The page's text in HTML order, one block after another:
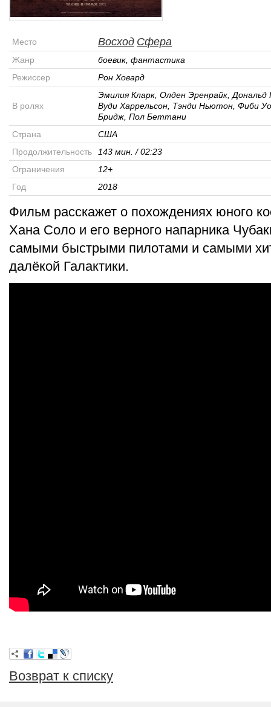
Место Восход Сфера
Жанр
боевик, фантастика
Режиссер
Рон Ховард
В ролях
Эмилия Кларк, Олден Эренрайк, Дональд
Вуди Харрельсон, Тэнди Ньютон, Фиби
Бридж, Пол Беттани
Страна
США
Продолжительность
143 мин. / 02:23
Ограничения
12+
Год
2018
Фильм расскажет о похождениях юного
Хана Соло и его верного напарника
самыми быстрыми пилотами и самыми
далёкой Галактики.
Возврат к списку